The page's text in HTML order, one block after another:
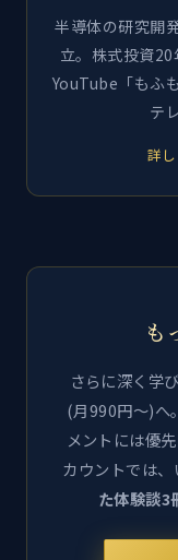
半導体の研究開
立。株式投資20
YouTube「もふ
テ
詳
も
さらに深く学
(月990円〜)へ
メントには優
カウントでは
た体験談3